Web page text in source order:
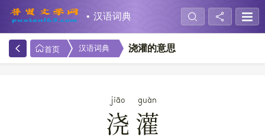
汉语词典
首页 汉语词典 浇灌的意思
jiāo guàn
浇灌